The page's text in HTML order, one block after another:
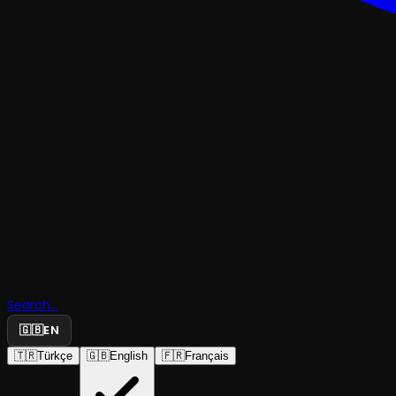
Search...
🇬🇧EN
🇹🇷Türkçe 🇬🇧English 🇫🇷Français
Ah Şu